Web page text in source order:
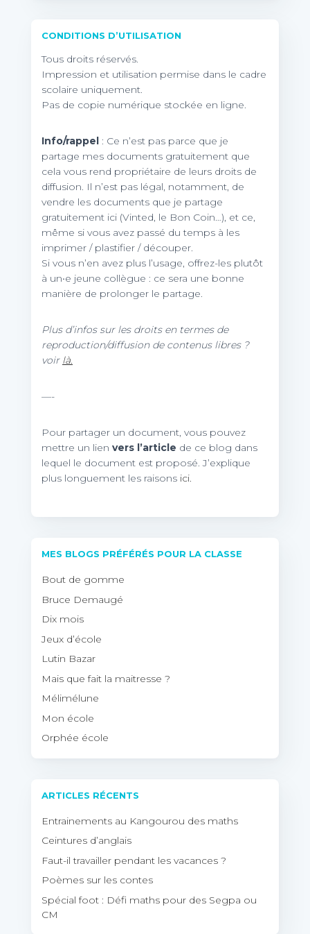
CONDITIONS D’UTILISATION
Tous droits réservés.
Impression et utilisation permise dans le cadre
scolaire uniquement.
Pas de copie numérique stockée en ligne.
Info/rappel : Ce n’est pas parce que je
partage mes documents gratuitement que
cela vous rend propriétaire de leurs droits de
diffusion. Il n’est pas légal, notamment, de
vendre les documents que je partage
gratuitement ici (Vinted, le Bon Coin…), et ce,
même si vous avez passé du temps à les
imprimer / plastifier / découper.
Si vous n’en avez plus l’usage, offrez-les plutôt
à un•e jeune collègue : ce sera une bonne
manière de prolonger le partage.
Plus d’infos sur les droits en termes de
reproduction/diffusion de contenus libres ?
voir là.
—-
Pour partager un document, vous pouvez
mettre un lien vers l’article de ce blog dans
lequel le document est proposé. J’explique
plus longuement les raisons ici.
MES BLOGS PRÉFÉRÉS POUR LA CLASSE
Bout de gomme
Bruce Demaugé
Dix mois
Jeux d’école
Lutin Bazar
Mais que fait la maitresse ?
Mélimélune
Mon école
Orphée école
ARTICLES RÉCENTS
Entrainements au Kangourou des maths
Ceintures d’anglais
Faut-il travailler pendant les vacances ?
Poèmes sur les contes
Spécial foot : Défi maths pour des Segpa ou
CM